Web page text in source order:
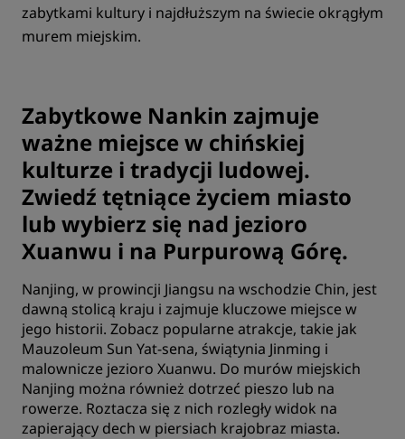
zabytkami kultury i najdłuższym na świecie okrągłym
murem miejskim.
Zabytkowe Nankin zajmuje
ważne miejsce w chińskiej
kulturze i tradycji ludowej.
Zwiedź tętniące życiem miasto
lub wybierz się nad jezioro
Xuanwu i na Purpurową Górę.
Nanjing, w prowincji Jiangsu na wschodzie Chin, jest
dawną stolicą kraju i zajmuje kluczowe miejsce w
jego historii. Zobacz popularne atrakcje, takie jak
Mauzoleum Sun Yat-sena, świątynia Jinming i
malownicze jezioro Xuanwu. Do murów miejskich
Nanjing można również dotrzeć pieszo lub na
rowerze. Roztacza się z nich rozległy widok na
zapierający dech w piersiach krajobraz miasta.